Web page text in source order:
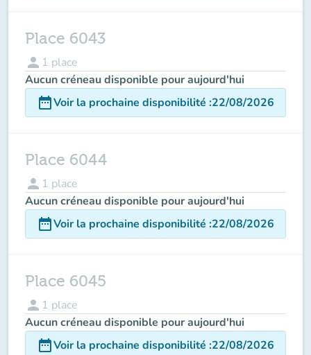
Place 6043
person 1 place
Aucun créneau disponible pour aujourd'hui
date_rangeVoir la prochaine disponibilité :22/08/2026
Place 6044
person 1 place
Aucun créneau disponible pour aujourd'hui
date_rangeVoir la prochaine disponibilité :22/08/2026
Place 6045
person 1 place
Aucun créneau disponible pour aujourd'hui
date_rangeVoir la prochaine disponibilité :22/08/2026